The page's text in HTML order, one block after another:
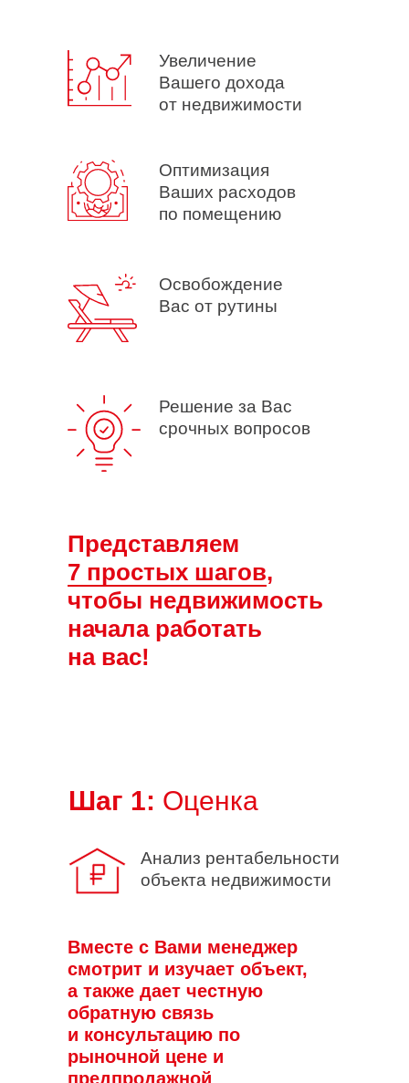
Представляем
7 простых шагов,
чтобы недвижимость
начала работать
на вас!
Увеличение
Вашего дохода
от недвижимости
Оптимизация
Ваших расходов
по помещению
Освобождение
Вас от рутины
Решение за Вас
срочных вопросов
Вместе с Вами менеджер
смотрит и изучает объект,
а также дает честную
обратную связь
и консультацию по
рыночной цене и
предпродажной
Шаг 1: Оценка
Анализ рентабельности
объекта недвижимости